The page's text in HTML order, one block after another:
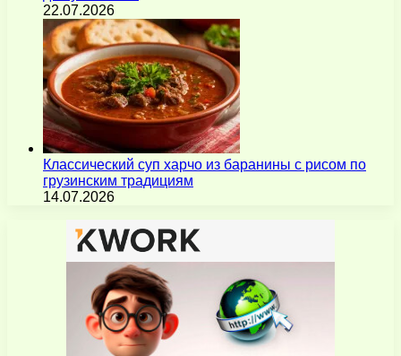
22.07.2026
Классический суп харчо из баранины с рисом по
грузинским традициям
14.07.2026